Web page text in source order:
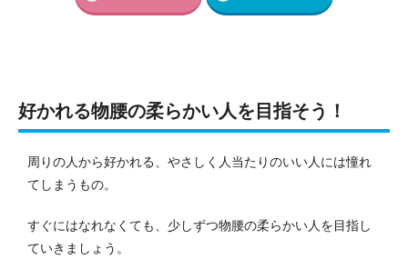
好かれる物腰の柔らかい人を目指そう！
周りの人から好かれる、やさしく人当たりのいい人には憧れ
てしまうもの。
すぐにはなれなくても、少しずつ物腰の柔らかい人を目指し
ていきましょう。